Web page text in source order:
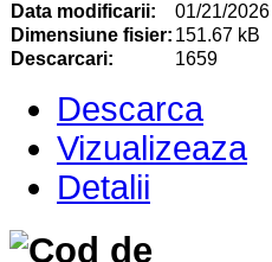
Data modificarii:
01/21/2026
Dimensiune fisier: 151.67 kB
Descarcari:
1659
Descarca
Vizualizeaza
Detalii